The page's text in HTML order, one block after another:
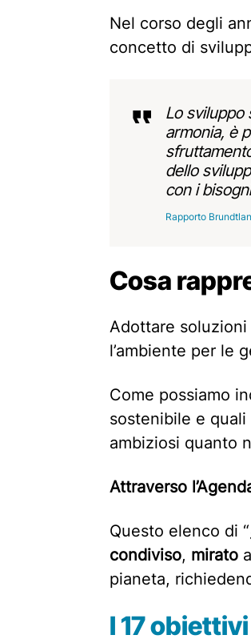
Nel corso degli
concetto di
Lo sviluppo
armonia, è
dello
con i
Rapporto
Cosa
Adottare
l’ambiente per le
Come possiamo
sostenibile e
ambiziosi quanto
Attraverso
Questo elenco di “
condiviso, mirato
pianeta,
I 17